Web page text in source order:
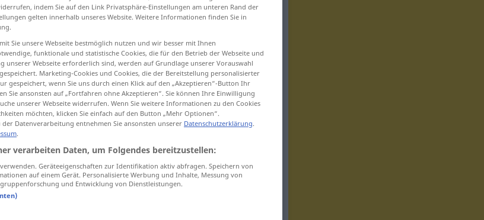
unterstützen
unterstützen finanziell
indem Sie auf den Link Privatsphäre-Einstellungen am unteren Rand der
gelten innerhalb unseres Website. Weitere Informationen finden Sie in
Sie unsere Webseite bestmöglich nutzen und wir besser mit Ihnen
funktionale und statistische Cookies, die für den Betrieb der Webseite und
unserer Webseite erforderlich sind, werden auf Grundlage unserer Vorauswahl
Marketing-Cookies und Cookies, die der Bereitstellung personalisierter
gespeichert, wenn Sie uns durch einen Klick auf den „Akzeptieren“-Button Ihr
Sie ansonsten auf „Fortfahren ohne Akzeptieren“. Sie können Ihre Einwilligung
unserer Webseite widerrufen. Wenn Sie weitere Informationen zu den Cookies
möchten, klicken Sie einfach auf den Button „Mehr Optionen“.
der Datenverarbeitung entnehmen Sie ansonsten unserer Datenschutzerklärung.
.
verarbeiten Daten, um Folgendes bereitzustellen:
Geräteeigenschaften zur Identifikation aktiv abfragen. Speichern von
auf einem Gerät. Personalisierte Werbung und Inhalte, Messung von
und Entwicklung von Dienstleistungen.